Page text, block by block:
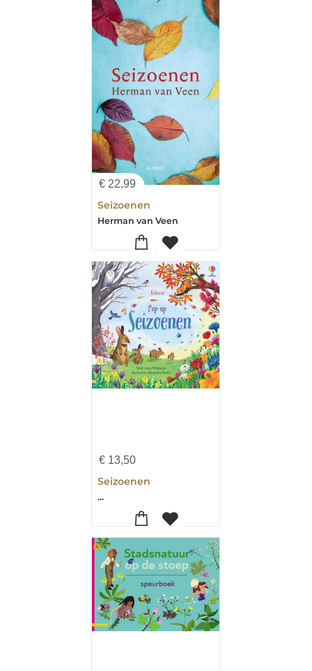
€ 22,99
Seizoenen
Herman van Veen
€ 13,50
Seizoenen
...